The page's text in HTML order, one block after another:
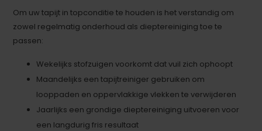
Om uw tapijt in topconditie te houden is het verstandig om
zowel regelmatig onderhoud als dieptereiniging toe te
passen:
Wekelijks stofzuigen voorkomt dat vuil zich ophoopt
Maandelijks een tapijtreiniger gebruiken om
looppaden en oppervlakkige vlekken te verwijderen
Jaarlijks een grondige dieptereiniging uitvoeren voor
een langdurig fris resultaat